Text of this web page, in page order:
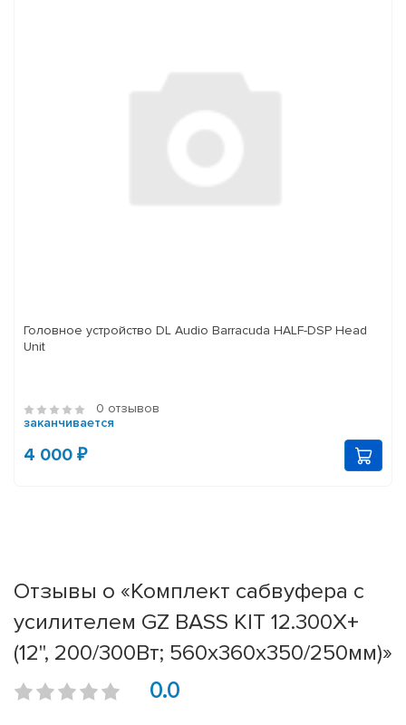
Головное устройство DL Audio Barracuda HALF-DSP Head
Unit
0 отзывов
заканчивается
4 000 ₽
Отзывы о «Комплект сабвуфера с
усилителем GZ BASS KIT 12.300X+
(12'', 200/300Вт; 560x360x350/250мм)»
0.0